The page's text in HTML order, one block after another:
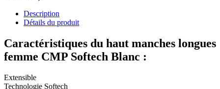
Description
Détails du produit
Caractéristiques du haut manches longues
femme CMP Softech Blanc :
Extensible
Technologie Softech